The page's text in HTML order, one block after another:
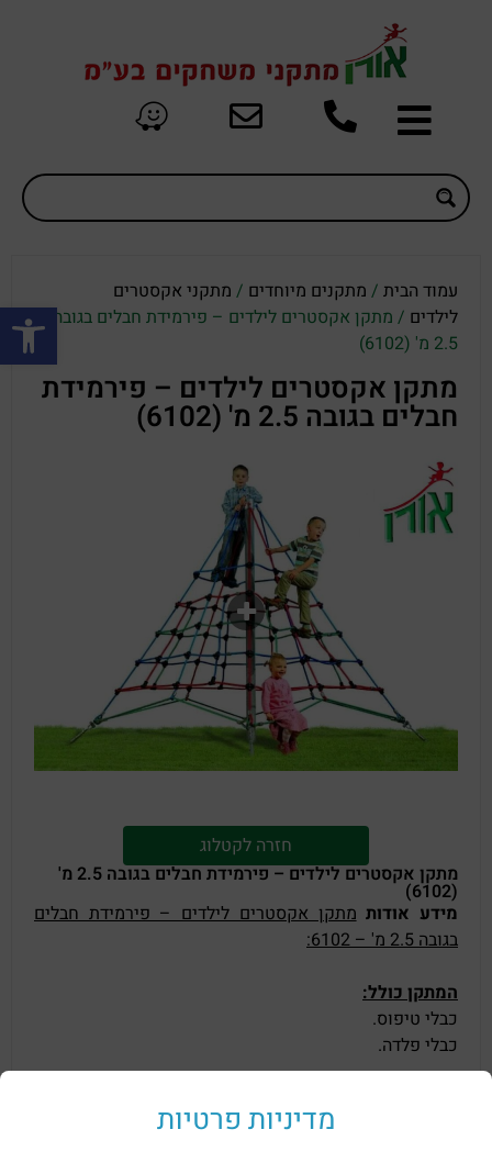
פתח
עמוד הבית / מתקנים מיוחדים / מתקני אקסטרים
לילדים / מתקן אקסטרים לילדים – פירמידת חבלים בגובה
2.5 מ' (6102)
מתקן אקסטרים לילדים – פירמידת
חבלים בגובה 2.5 מ' (6102)
חזרה לקטלוג
מתקן אקסטרים לילדים – פירמידת חבלים בגובה 2.5 מ'
(6102)
מידע אודותמתקן אקסטרים לילדים – פירמידת חבלים
בגובה 2.5 מ' – 6102:
המתקן כולל:
כבלי טיפוס.
כבלי פלדה.
המתקן מיועד לגיל 3+.מדיניות פרטיות